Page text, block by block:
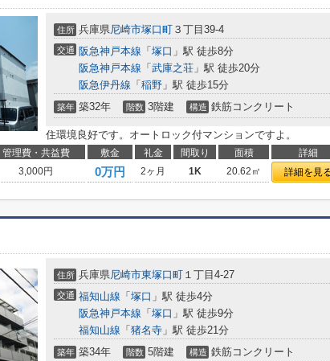
住所 兵庫県尼崎市塚口町 ３丁目39-4
交通 阪急神戸本線 「 塚口 」駅 徒歩8分
阪急神戸本線 「 武庫之荘 」駅 徒歩20分
阪急伊丹線 「 稲野 」駅 徒歩15分
築年 築32年 階数 3階建 構造 鉄筋コンクリート
住環境良好です。オートロック付マンションですよ。
管理費・共益費 敷金 礼金 間取り 面積 詳細
3,000円 0万円 2ヶ月 1K 20.62㎡ 詳細を見
住所 兵庫県尼崎市東塚口町 １丁目4-27
交通 福知山線 「 塚口 」駅 徒歩4分
阪急神戸本線 「 塚口 」駅 徒歩9分
福知山線 「 猪名寺 」駅 徒歩21分
築年 築34年 階数 5階建 構造 鉄筋コンクリート